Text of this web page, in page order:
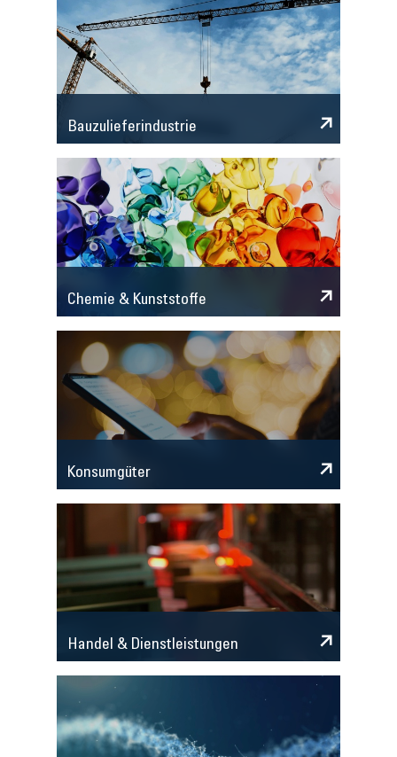
Bauzulieferindustrie
Chemie & Kunststoffe
Konsumgüter
Handel & Dienstleistungen